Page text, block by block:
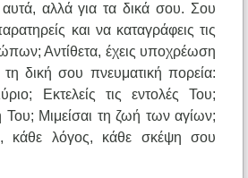
αλλά για τα δικά σου. Σου
και να καταγράφεις τις
Αντίθετα, έχεις υποχρέωση
δική σου πνευματική πορεία:
Εκτελείς τις εντολές Του;
Του; Μιμείσαι τη ζωή των αγίων;
κάθε λόγος, κάθε σκέψη σου